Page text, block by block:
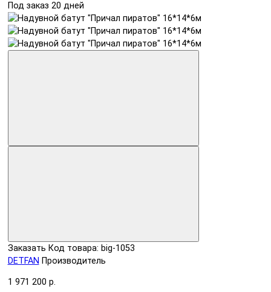
Под заказ 20 дней
Заказать Код товара: big-1053
DETFAN Производитель
1 971 200 р.